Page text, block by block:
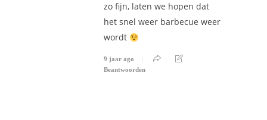
zo fijn, laten we hopen dat
het snel weer barbecue weer
wordt
9 jaar ago
Beantwoorden